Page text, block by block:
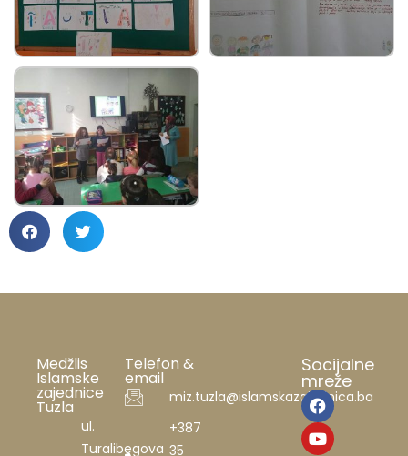
Medžlis
Islamske
zajednice
Tuzla
ul.
Turalibegova
Telefon &
email
miz.tuzla@islamskazajednica.ba
+387
35
Socijalne
mreže